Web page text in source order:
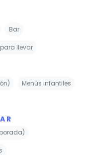
Bar
llevar
Menús infantiles